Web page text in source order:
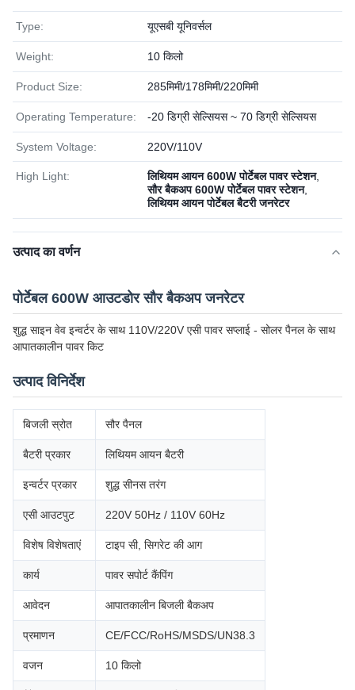
Type: यूएसबी यूनिवर्सल
Weight: 10 किलो
Product Size: 285मिमी/178मिमी/220मिमी
Operating Temperature: -20 डिग्री सेल्सियस ~ 70 डिग्री सेल्सियस
System Voltage: 220V/110V
High Light: लिथियम आयन 600W पोर्टेबल पावर स्टेशन,
सौर बैकअप 600W पोर्टेबल पावर स्टेशन,
लिथियम आयन पोर्टेबल बैटरी जनरेटर
उत्पाद का वर्णन
पोर्टेबल 600W आउटडोर सौर बैकअप जनरेटर
शुद्ध साइन वेव इन्वर्टर के साथ 110V/220V एसी पावर सप्लाई - सोलर पैनल के साथ
आपातकालीन पावर किट
उत्पाद विनिर्देश
बिजली स्रोत सौर पैनल
बैटरी प्रकार लिथियम आयन बैटरी
इन्वर्टर प्रकार शुद्ध सीनस तरंग
एसी आउटपुट 220V 50Hz / 110V 60Hz
विशेष विशेषताएं टाइप सी, सिगरेट की आग
कार्य पावर सपोर्ट कैंपिंग
आवेदन आपातकालीन बिजली बैकअप
प्रमाणन CE/FCC/RoHS/MSDS/UN38.3
वजन 10 किलो